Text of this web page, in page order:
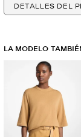
DETALLES DEL
LA MODELO